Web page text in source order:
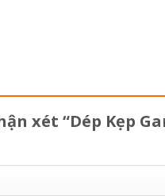
xét “Dép Kẹp